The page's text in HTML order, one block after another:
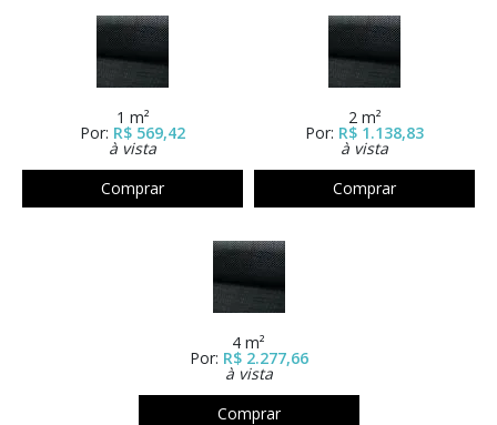
1 m²
Por: R$ 569,42
à vista
Comprar
2 m²
Por: R$ 1.138,83
à vista
Comprar
4 m²
Por: R$ 2.277,66
à vista
Comprar